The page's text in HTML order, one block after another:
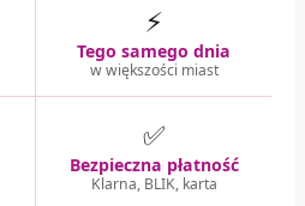
⚡
Tego samego dnia
w większości miast
✅
Bezpieczna płatność
Klarna, BLIK, karta